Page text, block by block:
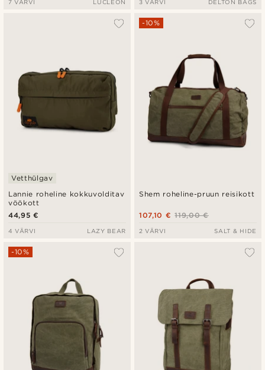
7 VÄRVI LUCLEON 3 VÄRVI DELTON BAGS
Lannie roheline kokkuvolditav
vöökott
Vetthülgav
44,95 €
4 VÄRVI LAZY BEAR
Shem roheline-pruun reisikott
-10%
119,00 €
107,10 €
2 VÄRVI SALT & HIDE
-10%